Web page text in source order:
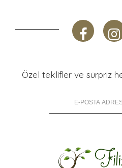
Özel teklifler ve sürpriz